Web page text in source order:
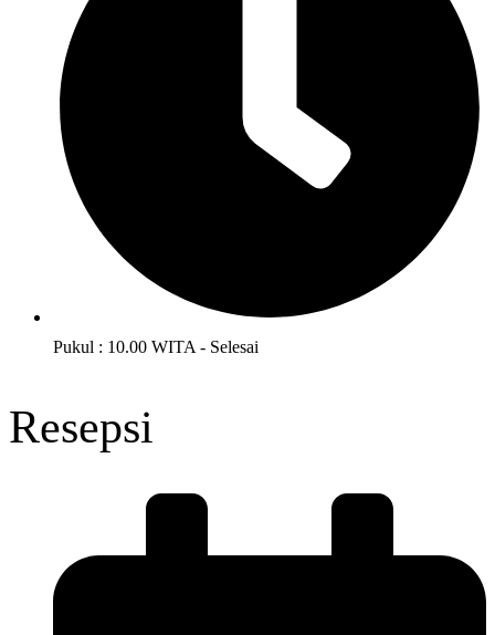
Pukul : 10.00 WITA - Selesai
Resepsi